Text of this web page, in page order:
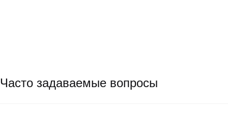
Часто задаваемые вопросы